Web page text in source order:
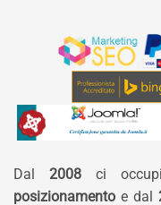
Dal 2008 ci
posizionamento e dal